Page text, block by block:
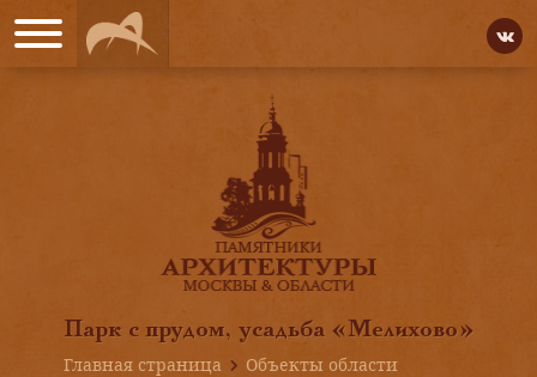
Парк с прудом, усадьба «Мелихово»
Главная страница
Объекты области